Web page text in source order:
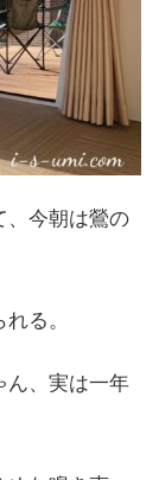
、今朝は鶯の
る。
ん、実は一年